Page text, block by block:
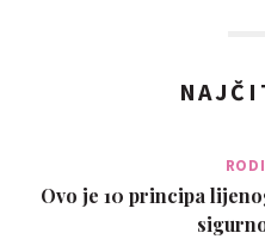
Ovo je 10 principa